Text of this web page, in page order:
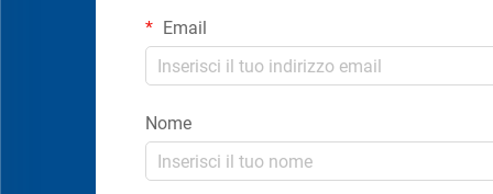
Email
Nome